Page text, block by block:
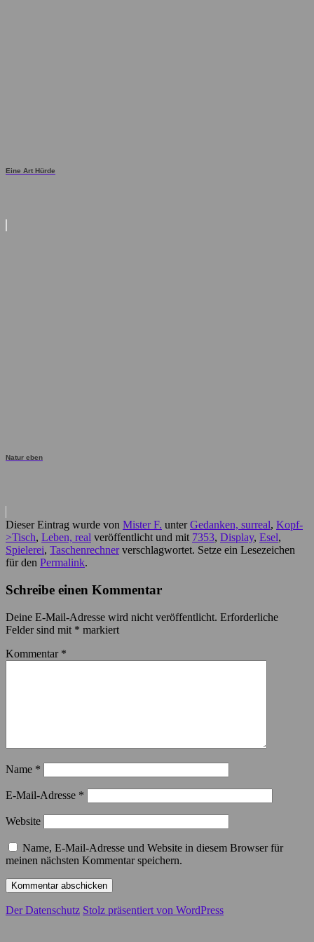
Eine Art Hürde
Natur eben
Dieser Eintrag wurde von Mister F. unterGedanken, surreal, Kopf-
>Tisch, Leben, real veröffentlicht und mit 7353, Display, Esel,
Spielerei, Taschenrechnerverschlagwortet. Setze ein Lesezeichen
für den Permalink.
Schreibe einen Kommentar
Deine E-Mail-Adresse wird nicht veröffentlicht. Erforderliche
Felder sind mit * markiert
Kommentar *
Name *
E-Mail-Adresse *
Website
Name, E-Mail-Adresse und Website in diesem Browser für
meinen nächsten Kommentar speichern.
Der Datenschutz Stolz präsentiert von WordPress